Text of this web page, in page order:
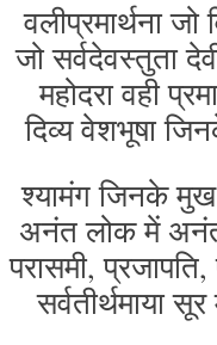
वलीप्रमार्थना जो
जो सर्वदेवस्तुता
महोदरा वही
दिव्य वेशभूषा
श्यामंग जिनके
अनंत लोक में
परासमी,
सर्वतीर्थमाया